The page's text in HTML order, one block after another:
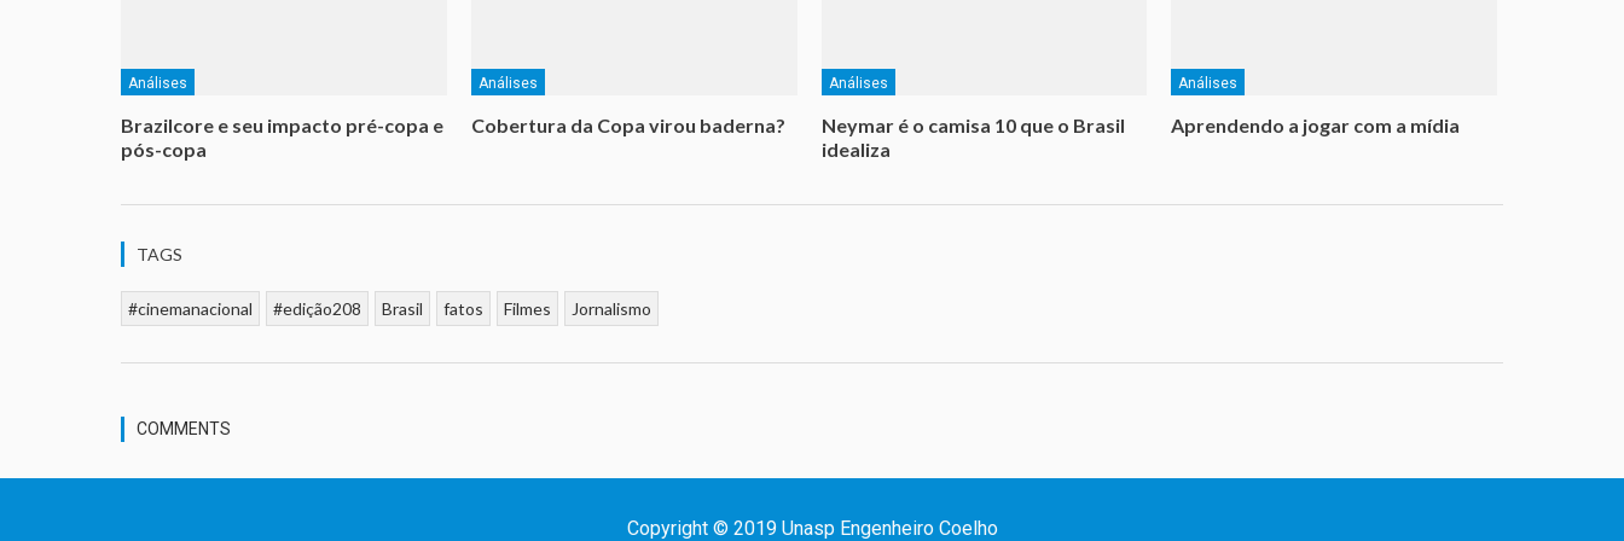
Análises
Brazilcore e seu impacto pré-copa e
pós-copa
Análises
Cobertura da Copa virou baderna?
Análises
Neymar é o camisa 10 que o Brasil
idealiza
Análises
Aprendendo a jogar com a mídia
TAGS
#cinemanacional #edição208 Brasil fatos Filmes Jornalismo
COMMENTS
Copyright © 2019 Unasp Engenheiro Coelho